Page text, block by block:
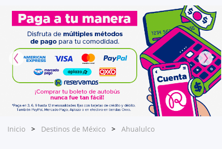
Inicio Destinos de México Ahualulco